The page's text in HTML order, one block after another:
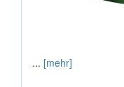
... [mehr]